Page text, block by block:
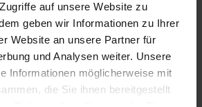
auf unsere Website zu
geben wir Informationen zu Ihrer
Website an unsere Partner für
und Analysen weiter. Unsere
Informationen möglicherweise mit
die Sie ihnen bereitgestellt
untersucht die
rivalisierenden Interessen
Akteure in einer sich
Landschaft. Das Buch